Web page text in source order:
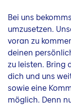
Bei uns
umzusetzen.
voran zu
deinen
zu leisten. Bring
dich und uns
sowie eine
möglich. Denn